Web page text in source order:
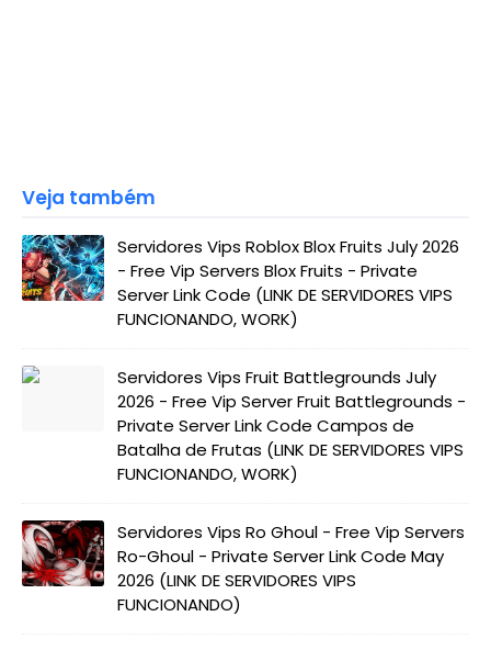
Veja também
Servidores Vips Roblox Blox Fruits July 2026
- Free Vip Servers Blox Fruits - Private
Server Link Code (LINK DE SERVIDORES VIPS
FUNCIONANDO, WORK)
Servidores Vips Fruit Battlegrounds July
2026 - Free Vip Server Fruit Battlegrounds -
Private Server Link Code Campos de
Batalha de Frutas (LINK DE SERVIDORES VIPS
FUNCIONANDO, WORK)
Servidores Vips Ro Ghoul - Free Vip Servers
Ro-Ghoul - Private Server Link Code May
2026 (LINK DE SERVIDORES VIPS
FUNCIONANDO)